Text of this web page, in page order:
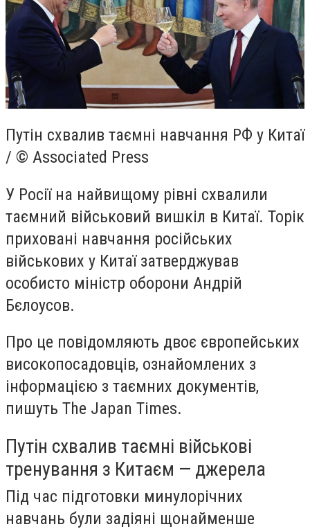
Путін схвалив таємні навчання РФ у Китаї
/ © Associated Press
У Росії на найвищому рівні схвалили
таємний військовий вишкіл в Китаї. Торік
приховані навчання російських
військових у Китаї затверджував
особисто міністр оборони Андрій
Бєлоусов.
Про це повідомляють двоє європейських
високопосадовців, ознайомлених з
інформацією з таємних документів,
пишуть The Japan Times.
Путін схвалив таємні військові
тренування з Китаєм — джерела
Під час підготовки минулорічних
навчань були задіяні щонайменше